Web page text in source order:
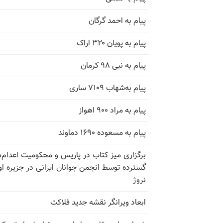
پیام به احمد گرگان
پیام به پویان ۳۲۰ اراک
پیام به نبی ۹۸ کرمان
پیام به‌شهاب ۷۱۰۹ ساری
پیام به مراد ۹۰۰ اهواز
پیام به مسعوده ۱۶۹۰ دماوند
برگزاری میز کتاب در پاریس و محکومیت
گسترده توسط انجمن جوانان ایرانی در جزیره
نروژ
ابعاد ویرانگر نقشه جدید فلاکت